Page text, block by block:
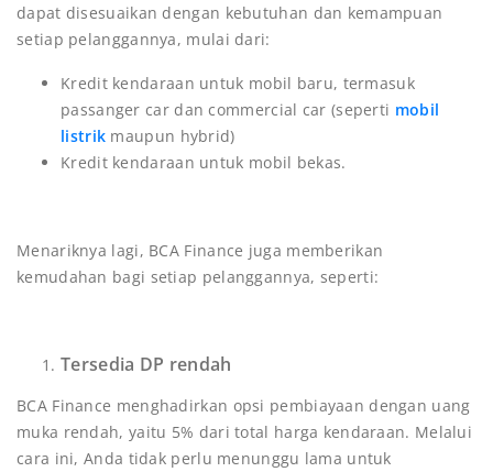
dapat disesuaikan dengan kebutuhan dan kemampuan
setiap pelanggannya, mulai dari:
Kredit kendaraan untuk mobil baru, termasuk
passanger car dan commercial car (seperti mobil
listrik maupun hybrid)
Kredit kendaraan untuk mobil bekas.
Menariknya lagi, BCA Finance juga memberikan
kemudahan bagi setiap pelanggannya, seperti:
Tersedia DP rendah
BCA Finance menghadirkan opsi pembiayaan dengan uang
muka rendah, yaitu 5% dari total harga kendaraan. Melalui
cara ini, Anda tidak perlu menunggu lama untuk